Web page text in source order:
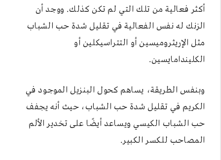
أكثر فعالية من تلك التي لم تكن كذلك. ووجد أن
الزنك له نفس الفعالية في تقليل شدة حب الشباب
مثل الإريثروميسين أو التتراسيكلين أو
الكليندامايسين.
وبنفس الطريقة، يساهم كحول البنزيل الموجود في
الكريم في تقليل شدة حب الشباب، حيث أنه يجفف
حب الشباب الكيسي ويساعد أيضًا على تخدير الألم
المصاحب للكسر الكبير.